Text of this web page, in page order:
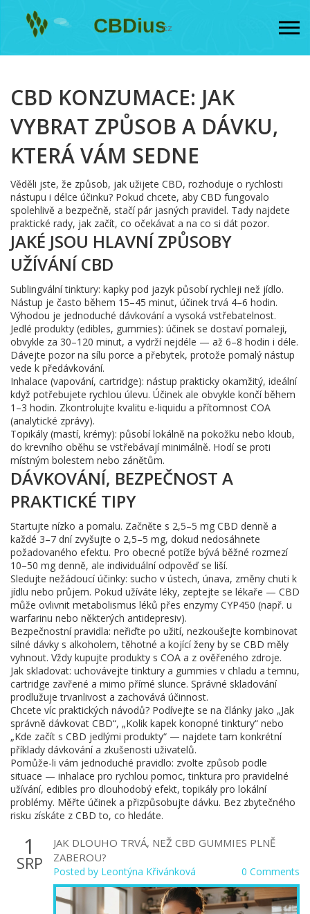
CBD KONZUMACE: JAK
VYBRAT ZPŮSOB A DÁVKU,
KTERÁ VÁM SEDNE
Věděli jste, že způsob, jak užijete CBD, rozhoduje o rychlosti
nástupu i délce účinku? Pokud chcete, aby CBD fungovalo
spolehlivě a bezpečně, stačí pár jasných pravidel. Tady najdete
praktické rady, jak začít, co očekávat a na co si dát pozor.
JAKÉ JSOU HLAVNÍ ZPŮSOBY
UŽÍVÁNÍ CBD
Sublingvální tinktury: kapky pod jazyk působí rychleji než jídlo.
Nástup je často během 15–45 minut, účinek trvá 4–6 hodin.
Výhodou je jednoduché dávkování a vysoká vstřebatelnost.
Jedlé produkty (edibles, gummies): účinek se dostaví pomaleji,
obvykle za 30–120 minut, a vydrží nejdéle — až 6–8 hodin i déle.
Dávejte pozor na sílu porce a přebytek, protože pomalý nástup
vede k předávkování.
Inhalace (vapování, cartridge): nástup prakticky okamžitý, ideální
když potřebujete rychlou úlevu. Účinek ale obvykle končí během
1–3 hodin. Zkontrolujte kvalitu e-liquidu a přítomnost COA
(analytické zprávy).
Topikály (mastí, krémy): působí lokálně na pokožku nebo kloub,
do krevního oběhu se vstřebávají minimálně. Hodí se proti
místným bolestem nebo zánětům.
DÁVKOVÁNÍ, BEZPEČNOST A
PRAKTICKÉ TIPY
Startujte nízko a pomalu. Začněte s 2,5–5 mg CBD denně a
každé 3–7 dní zvyšujte o 2,5–5 mg, dokud nedosáhnete
požadovaného efektu. Pro obecné potíže bývá běžné rozmezí
10–50 mg denně, ale individuální odpověď se liší.
Sledujte nežádoucí účinky: sucho v ústech, únava, změny chuti k
jídlu nebo průjem. Pokud užíváte léky, zeptejte se lékaře — CBD
může ovlivnit metabolismus léků přes enzymy CYP450 (např. u
warfarinu nebo některých antidepresiv).
Bezpečnostní pravidla: neřiďte po užití, nezkoušejte kombinovat
silné dávky s alkoholem, těhotné a kojící ženy by se CBD měly
vyhnout. Vždy kupujte produkty s COA a z ověřeného zdroje.
Jak skladovat: uchovávejte tinktury a gummies v chladu a temnu,
cartridge zavřené a mimo přímé slunce. Správné skladování
prodlužuje trvanlivost a zachovává účinnost.
Chcete víc praktických návodů? Podívejte se na články jako „Jak
správně dávkovat CBD“, „Kolik kapek konopné tinktury“ nebo
„Kde začít s CBD jedlými produkty“ — najdete tam konkrétní
příklady dávkování a zkušenosti uživatelů.
Pomůže-li vám jednoduché pravidlo: zvolte způsob podle
situace — inhalace pro rychlou pomoc, tinktura pro pravidelné
užívání, edibles pro dlouhodobý efekt, topikály pro lokální
problémy. Měřte účinek a přizpůsobujte dávku. Bez zbytečného
risku získáte z CBD to, co hledáte.
1
SRP
JAK DLOUHO TRVÁ, NEŽ CBD GUMMIES PLNĚ
ZABEROU?
Posted by Leontýna Křivánková 0 Comments